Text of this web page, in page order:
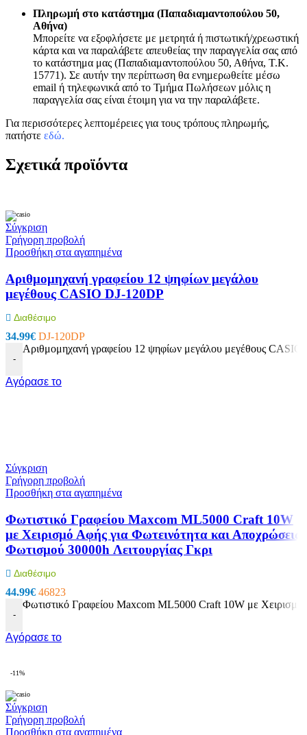
Πληρωμή στο κατάστημα (Παπαδιαμαντοπούλου 50,
Αθήνα)
Μπορείτε να εξοφλήσετε με μετρητά ή πιστωτική/χρεωστική
κάρτα και να παραλάβετε απευθείας την παραγγελία σας από
το κατάστημα μας (Παπαδιαμαντοπούλου 50, Αθήνα, Τ.Κ.
15771). Σε αυτήν την περίπτωση θα ενημερωθείτε μέσω
email ή τηλεφωνικά από το Τμήμα Πωλήσεων μόλις η
παραγγελία σας είναι έτοιμη για να την παραλάβετε.
Για περισσότερες λεπτομέρειες για τους τρόπους πληρωμής,
πατήστε εδώ.
Σχετικά προϊόντα
Σύγκριση
Γρήγορη προβολή
Προσθήκη στα αγαπημένα
Αριθμομηχανή γραφείου 12 ψηφίων μεγάλου
μεγέθους CASIO DJ-120DP
Διαθέσιμο
34.99€ DJ-120DP
-
Αριθμομηχανή γραφείου 12 ψηφίων μεγάλου μεγέθους CASIO
Αγόρασε το
Σύγκριση
Γρήγορη προβολή
Προσθήκη στα αγαπημένα
Φωτιστικό Γραφείου Maxcom ML5000 Craft 10W
με Χειρισμό Αφής για Φωτεινότητα και Αποχρώσεις
Φωτισμού 30000h Λειτουργίας Γκρι
Διαθέσιμο
44.99€ 46823
-
Φωτιστικό Γραφείου Maxcom ML5000 Craft 10W με Χειρισμό
Αγόρασε το
-11%
Σύγκριση
Γρήγορη προβολή
Προσθήκη στα αγαπημένα